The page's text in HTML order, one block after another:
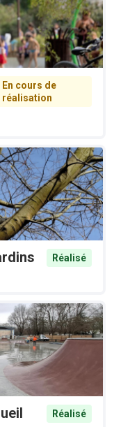
En cours de
réalisation
Réalisé
Réalisé